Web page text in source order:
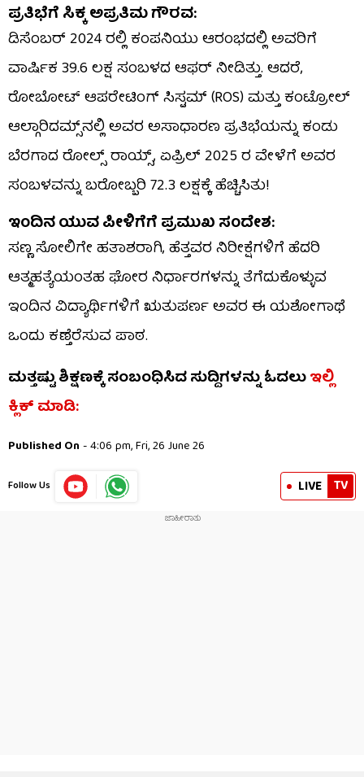
ಪ್ರತಿಭೆಗೆ ಸಿಕ್ಕ ಅಪ್ರತಿಮ ಗೌರವ:
ಡಿಸೆಂಬರ್ 2024 ರಲ್ಲಿ ಕಂಪನಿಯು ಆರಂಭದಲ್ಲಿ ಅವರಿಗೆ
ವಾರ್ಷಿಕ 39.6 ಲಕ್ಷ ಸಂಬಳದ ಆಫರ್ ನೀಡಿತ್ತು. ಆದರೆ,
ರೋಬೋಟ್ ಆಪರೇಟಿಂಗ್ ಸಿಸ್ಟಮ್ (ROS) ಮತ್ತು ಕಂಟ್ರೋಲ್
ಆಲ್ಗಾರಿದಮ್ಸ್‌ನಲ್ಲಿ ಅವರ ಅಸಾಧಾರಣ ಪ್ರತಿಭೆಯನ್ನು ಕಂಡು
ಬೆರಗಾದ ರೋಲ್ಸ್ ರಾಯ್ಸ್, ಏಪ್ರಿಲ್ 2025 ರ ವೇಳೆಗೆ ಅವರ
ಸಂಬಳವನ್ನು ಬರೋಬ್ಬರಿ 72.3 ಲಕ್ಷಕ್ಕೆ ಹೆಚ್ಚಿಸಿತು!
ಇಂದಿನ ಯುವ ಪೀಳಿಗೆಗೆ ಪ್ರಮುಖ ಸಂದೇಶ:
ಸಣ್ಣ ಸೋಲಿಗೇ ಹತಾಶರಾಗಿ, ಹೆತ್ತವರ ನಿರೀಕ್ಷೆಗಳಿಗೆ ಹೆದರಿ
ಆತ್ಮಹತ್ಯೆಯಂತಹ ಘೋರ ನಿರ್ಧಾರಗಳನ್ನು ತೆಗೆದುಕೊಳ್ಳುವ
ಇಂದಿನ ವಿದ್ಯಾರ್ಥಿಗಳಿಗೆ ಋತುಪರ್ಣ ಅವರ ಈ ಯಶೋಗಾಥೆ
ಒಂದು ಕಣ್ತೆರೆಸುವ ಪಾಠ.
ಮತ್ತಷ್ಟು ಶಿಕ್ಷಣಕ್ಕೆ ಸಂಬಂಧಿಸಿದ ಸುದ್ದಿಗಳನ್ನು ಓದಲುಇಲ್ಲಿ
ಕ್ಲಿಕ್ ಮಾಡಿ:
Published On - 4:06 pm, Fri, 26 June 26
Follow Us LIVE TV